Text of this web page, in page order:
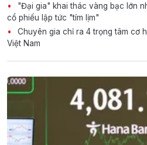
"Đại gia" khai thác vàng bạc lớn
cổ phiếu lập tức "tím lịm"
Chuyên gia chỉ ra 4 trọng tâm cơ
Việt Nam